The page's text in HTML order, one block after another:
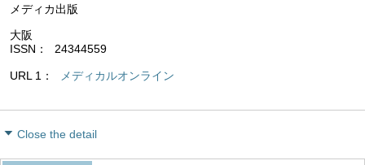
メディカ出版
大阪
ISSN
24344559
URL 1 メディカルオンライン
Close the detail